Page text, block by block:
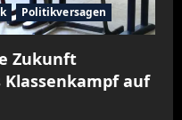
Politikversagen
Zukunft
auf